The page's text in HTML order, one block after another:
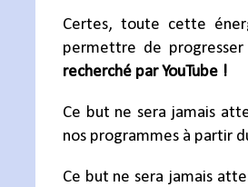
Certes, toute cette
permettre de
recherché par YouTube !
Ce but ne sera jamais
nos programmes à partir
Ce but ne sera jamais